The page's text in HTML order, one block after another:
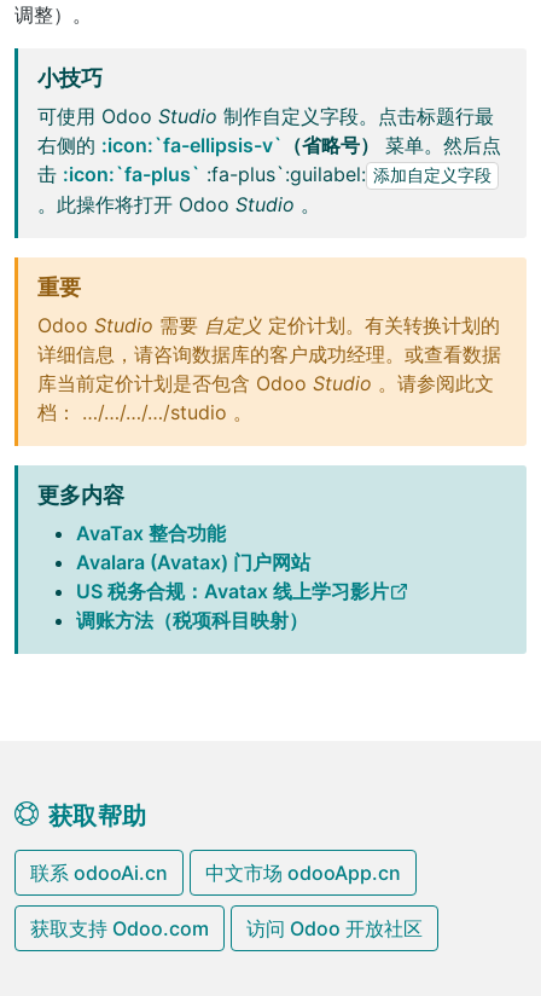
调整）。
小技巧
可使用 Odoo Studio 制作自定义字段。点击标题行最
右侧的 :icon:`fa-ellipsis-v` （省略号）
菜单。然后点
击 :icon:`fa-plus` :fa-plus`:guilabel: 添加自定义字段
。此操作将打开 Odoo Studio 。
重要
Odoo Studio 需要 自定义 定价计划。有关转换计划的
详细信息，请咨询数据库的客户成功经理。或查看数据
库当前定价计划是否包含 Odoo Studio 。请参阅此文
档： …/…/…/…/studio 。
更多内容
AvaTax 整合功能
Avalara (Avatax) 门户网站
US 税务合规：Avatax 线上学习影片
调账方法（税项科目映射）
获取帮助
联系 odooAi.cn 中文市场 odooApp.cn
获取支持 Odoo.com 访问 Odoo 开放社区